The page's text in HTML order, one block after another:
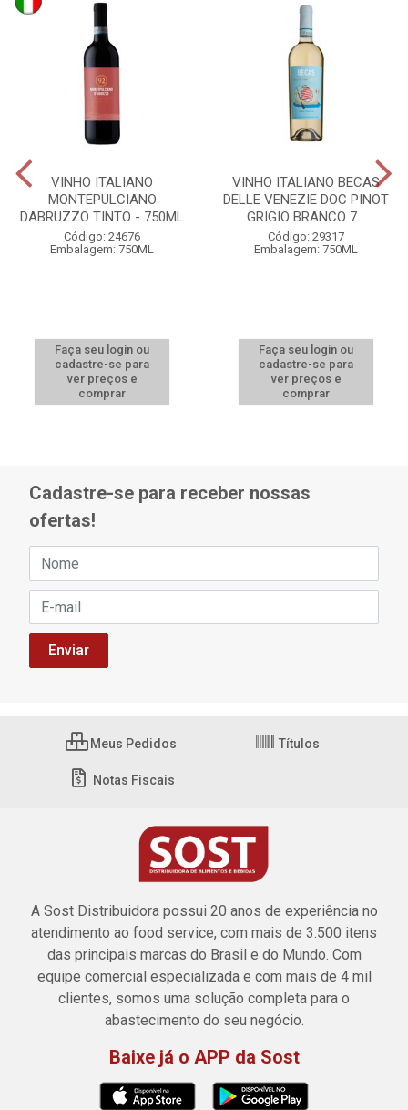
VINHO ITALIANO
MONTEPULCIANO
DABRUZZO TINTO - 750ML
Código: 24676
Embalagem: 750ML
Faça seu login ou
cadastre-se para
ver preços e
comprar
VINHO ITALIANO BECAS
DELLE VENEZIE DOC PINOT
GRIGIO BRANCO 7...
Código: 29317
Embalagem: 750ML
Faça seu login ou
cadastre-se para
ver preços e
comprar
Cadastre-se para receber nossas
ofertas!
Meus Pedidos Títulos
Notas Fiscais
A Sost Distribuidora possui 20 anos de experiência no
atendimento ao food service, com mais de 3.500 itens
das principais marcas do Brasil e do Mundo. Com
equipe comercial especializada e com mais de 4 mil
clientes, somos uma solução completa para o
abastecimento do seu negócio.
Baixe já o APP da Sost